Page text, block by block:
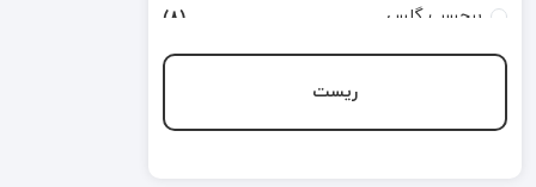
برچسب گلس (8)
ریست